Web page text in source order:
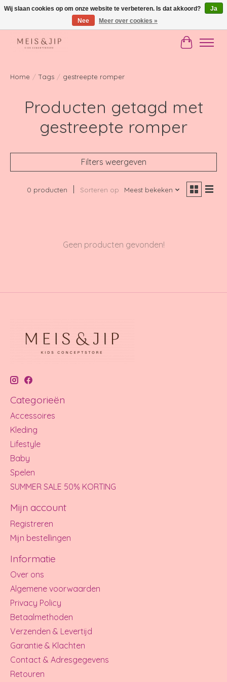
Gratis verzending in NL vanaf €150
Home / Tags / gestreepte romper
Producten getagd met
gestreepte romper
Filters weergeven
0 producten Sorteren op Meest bekeken
Geen producten gevonden!
Categorieën
Accessoires
Kleding
Lifestyle
Baby
Spelen
SUMMER SALE 50% KORTING
Mijn account
Registreren
Mijn bestellingen
Informatie
Over ons
Algemene voorwaarden
Privacy Policy
Betaalmethoden
Verzenden & Levertijd
Garantie & Klachten
Contact & Adresgegevens
Retouren
Wij slaan cookies op om onze website te verbeteren. Is dat akkoord?
Ja
Nee
Meer over cookies »